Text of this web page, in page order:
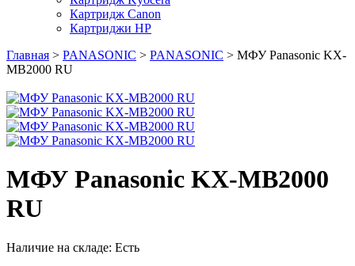
Картридж Canon
Картриджи HP
Главная > PANASONIC > PANASONIC > МФУ Panasonic KX-
MB2000 RU
МФУ Panasonic KX-MB2000
RU
Наличие на складе: Есть